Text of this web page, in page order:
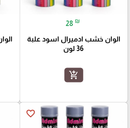
28 ₪
الوان خشب ادميرال اسود علبة
36 لون
add_shopping_cart
favorite_border